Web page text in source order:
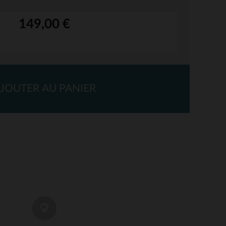
149,00 €
AU PANIER